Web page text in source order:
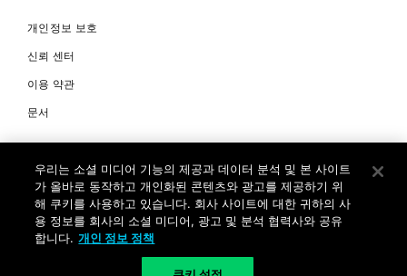
개인정보 보호
신뢰 센터
이용 약관
문서
Networks Korea, Ltd. All rights reserved. 여러 가지 상표에 대한
소유권은 각 소유자에게 있습니다. 사업자 등록번호: 120-87-72963.
대표자 : 제프리찰스트루 서울특별시 서초구 서초대로74길 4, 1층 (삼성
생명 서초타워) TEL: +82-2-568-4353
우리는 소셜 미디어 기능의 제공과 데이터 분석 및 본 사이트
가 올바로 동작하고 개인화된 콘텐츠와 광고를 제공하기 위
해 쿠키를 사용하고 있습니다. 회사 사이트에 대한 귀하의 사
용 정보를 회사의 소셜 미디어, 광고 및 분석 협력사와 공유
합니다. 개인 정보 정책